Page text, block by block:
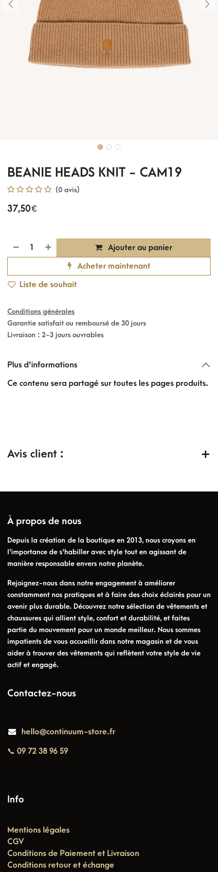
BEANIE HEADS KNIT - CAM19
(0 avis)
37,50€
Ajouter au panier
Acheter maintenant
Liste de souhait
Conditions générales
Garantie satisfait ou remboursé de 30 jours
Livraison : 2-3 jours ouvrables
Plus d'informations
Ce contenu sera partagé sur toutes les pages produits.
Avis client :
À propos de nous
Depuis la création de la boutique en 2013, nous croyons en
l'importance de s'habiller avec style tout en agissant de
manière responsable envers notre planète.
Rejoignez-nous dans notre engagement à améliorer
constamment nos pratiques et à faire des choix éclairés pour un
avenir plus durable. Découvrez notre sélection de vêtements et
chaussures qui allient style, confort et durabilité, et faites
partie du mouvement pour un monde meilleur. Nous sommes
impatients de vous accueillir dans notre magasin et de vous
aider à trouver des vêtements qui reflètent votre style de vie
actif et engagé.
Contactez-nous
hello@continuum-store.fr
📞 09 72 38 96 59
Info
Mentions légales
CGV
Conditions de Paiement et Livraison
Conditions retour et échange